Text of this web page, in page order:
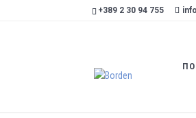
+389 2 30 94 755